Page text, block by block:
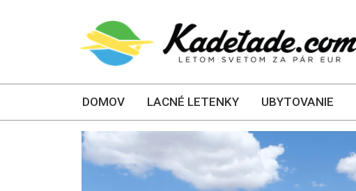
DOMOV LACNÉ LETENKY UBYTOVANIE